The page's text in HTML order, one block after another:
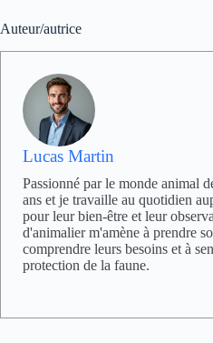
Auteur/autrice
Lucas Martin
Passionné par le monde animal
ans et je travaille au quotidien
pour leur bien-être et leur
d'animalier m'amène à prendre
comprendre leurs besoins et à
protection de la faune.